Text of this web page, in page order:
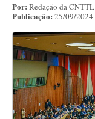
Por: Redação da CNTTL
Publicação: 25/09/2024